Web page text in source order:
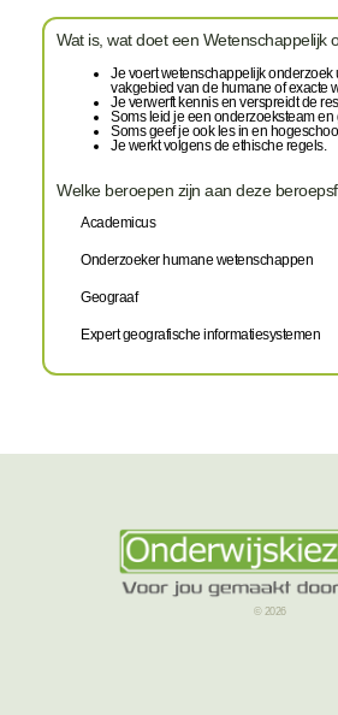
Wat is, wat doet een Wetenschappelijk
Je voert wetenschappelijk onderzoek
vakgebied van de humane of exacte
Je verwerft kennis en verspreidt de
Soms leid je een onderzoeksteam en
Soms geef je ook les in en
Je werkt volgens de ethische regels.
Welke beroepen zijn aan deze
Academicus
Onderzoeker humane wetenschappen
Geograaf
Expert geografische informatiesystemen
© 2026